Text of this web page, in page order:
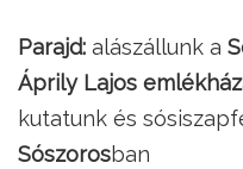
Parajd: alászállunk a
Áprily Lajos emlékház
kutatunk és
Sószorosban